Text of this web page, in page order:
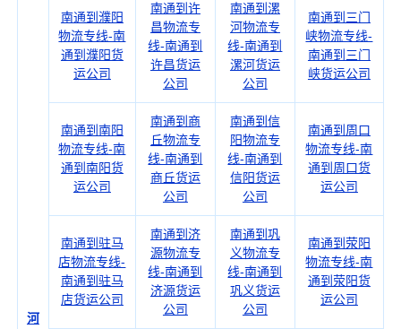
河
南通到濮阳
物流专线-南
通到濮阳货
运公司
南通到许
昌物流专
线-南通到
许昌货运
公司
南通到漯
河物流专
线-南通到
漯河货运
公司
南通到三门
峡物流专线-
南通到三门
峡货运公司
南通到南阳
物流专线-南
通到南阳货
运公司
南通到商
丘物流专
线-南通到
商丘货运
公司
南通到信
阳物流专
线-南通到
信阳货运
公司
南通到周口
物流专线-南
通到周口货
运公司
南通到驻马
店物流专线-
南通到驻马
店货运公司
南通到济
源物流专
线-南通到
济源货运
公司
南通到巩
义物流专
线-南通到
巩义货运
公司
南通到荥阳
物流专线-南
通到荥阳货
运公司